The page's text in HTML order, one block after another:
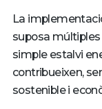
La
suposa
simple estalvi
contribueixen,
sostenible i